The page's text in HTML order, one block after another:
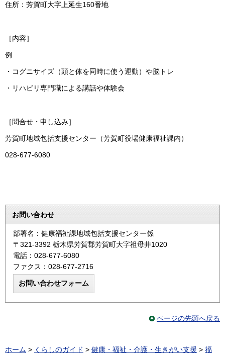
住所：芳賀町大字上延生160番地
［内容］
例
・コグニサイズ（頭と体を同時に使う運動）や脳トレ
・リハビリ専門職による講話や体験会
［問合せ・申し込み］
芳賀町地域包括支援センター（芳賀町役場健康福祉課内）
028-677-6080
お問い合わせ
部署名：健康福祉課地域包括支援センター係
〒321-3392 栃木県芳賀郡芳賀町大字祖母井1020
電話：028-677-6080
ファクス：028-677-2716
ページの先頭へ戻る
ホーム > くらしのガイド > 健康・福祉・介護・生きがい支援 > 福